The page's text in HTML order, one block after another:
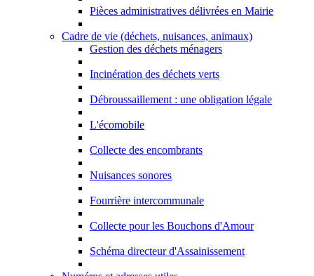
Pièces administratives délivrées en Mairie
Cadre de vie (déchets, nuisances, animaux)
Gestion des déchets ménagers
Incinération des déchets verts
Débroussaillement : une obligation légale
L'écomobile
Collecte des encombrants
Nuisances sonores
Fourrière intercommunale
Collecte pour les Bouchons d'Amour
Schéma directeur d'Assainissement